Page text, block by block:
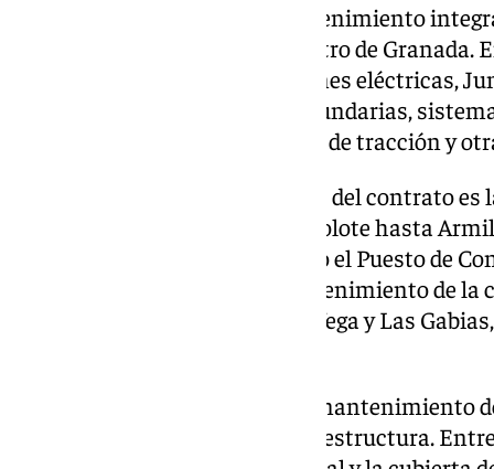
El contrato contempla el mantenimiento
soporte a la explotación del metro de Granada.
actuaciones en dos subestaciones eléctricas,
alimentación principales y secundarias,
transformación, subestaciones de tracción y
Uno de los aspectos destacados del contrato
que alimenta la línea desde Albolote hasta
los talleres y cocheras, así como el Puesto de
También se contempla el mantenimiento de
entre Armilla, Churriana de la Vega y Las
El servicio incluirá también el mantenimiento
en diferentes puntos de la infraestructura.